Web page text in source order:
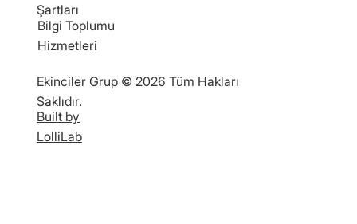
Şartları
Bilgi Toplumu
Hizmetleri
Ekinciler Grup © 2026 Tüm Hakları
Saklıdır.
Built by
LolliLab